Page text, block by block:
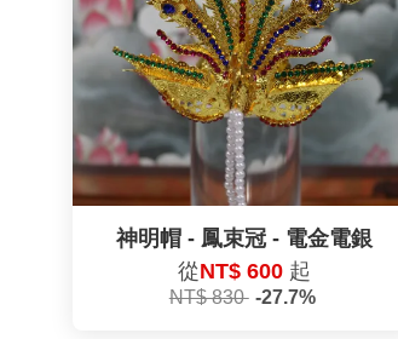
神明帽 - 鳳束冠 - 電金電銀
從NT$ 600 起
NT$ 830 -27.7%